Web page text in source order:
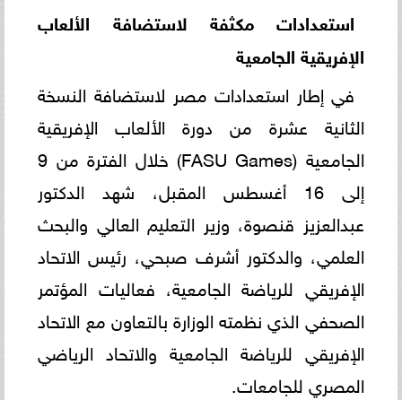
استعدادات مكثفة لاستضافة الألعاب
الإفريقية الجامعية
في إطار استعدادات مصر لاستضافة النسخة
الثانية عشرة من دورة الألعاب الإفريقية
الجامعية (FASU Games) خلال الفترة من 9
إلى 16 أغسطس المقبل، شهد الدكتور
عبدالعزيز قنصوة، وزير التعليم العالي والبحث
العلمي، والدكتور أشرف صبحي، رئيس الاتحاد
الإفريقي للرياضة الجامعية، فعاليات المؤتمر
الصحفي الذي نظمته الوزارة بالتعاون مع الاتحاد
الإفريقي للرياضة الجامعية والاتحاد الرياضي
المصري للجامعات.